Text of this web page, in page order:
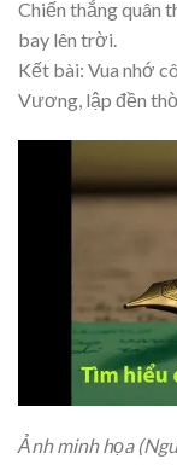
Chiến thắng quân
bay lên trời.
Kết bài: Vua nhớ
Vương, lập đền
Ảnh minh họa